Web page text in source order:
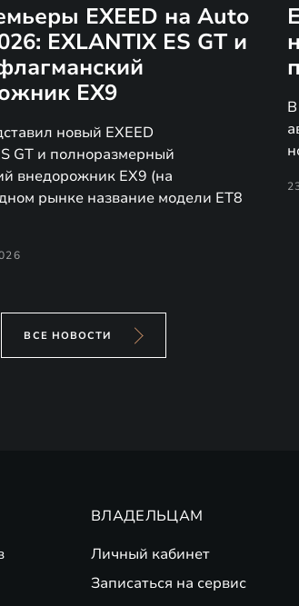
EXEED на Auto
EXLANTIX ES GT и
EX9
новый EXEED
GT и полноразмерный
внедорожник EX9 (на
рынке название модели ET8
ВСЕ НОВОСТИ
ВЛАДЕЛЬЦАМ
Личный кабинет
Записаться на сервис